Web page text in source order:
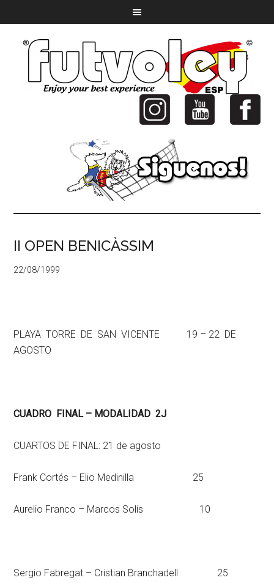
II OPEN BENICÀSSIM
22/08/1999
PLAYA TORRE DE SAN VICENTE 19 – 22 DE
AGOSTO
CUADRO FINAL – MODALIDAD 2J
CUARTOS DE FINAL: 21 de agosto
Frank Cortés – Elio Medinilla 25
Aurelio Franco – Marcos Solís 10
Sergio Fabregat – Cristian Branchadell 25